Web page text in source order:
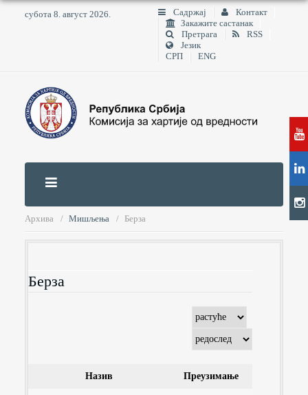
субота 8. август 2026. Садржај
Контакт
Закажите састанак
Претрага
RSS
Језик
СРП
ENG
Архива Мишљења Берза
Берза
Назив Преузимање